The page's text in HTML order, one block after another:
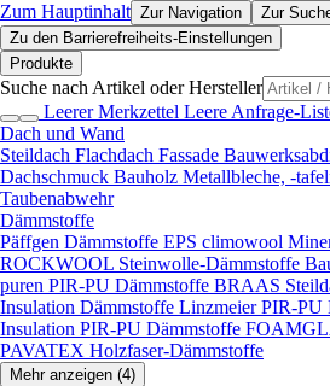
Zum Hauptinhalt Zur Navigation
Zur
Zu den Barrierefreiheits-Einstellungen
Produkte
Suche nach Artikel oder Hersteller
Leerer Merkzettel Leere Anfrage-
Dach und Wand
Steildach Flachdach Fassade
Dachschmuck Bauholz Metallbleche, -
Taubenabwehr
Dämmstoffe
Päffgen Dämmstoffe EPS climowool
ROCKWOOL Steinwolle-Dämmstoffe
puren PIR-PU Dämmstoffe BRAAS
Insulation Dämmstoffe Linzmeier PIR-PU
Insulation PIR-PU Dämmstoffe
PAVATEX Holzfaser-Dämmstoffe
Mehr anzeigen (4)